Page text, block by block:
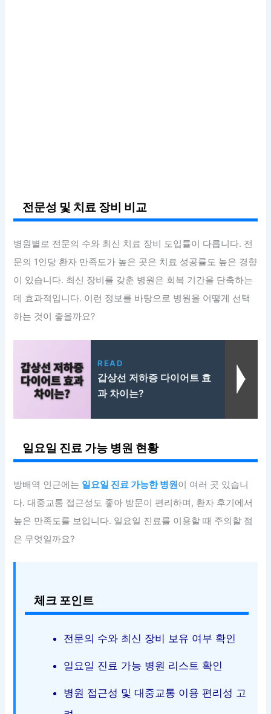
전문성 및 치료 장비 비교
병원별로 전문의 수와 최신 치료 장비 도입률이 다릅니다. 전
문의 1인당 환자 만족도가 높은 곳은 치료 성공률도 높은 경향
이 있습니다. 최신 장비를 갖춘 병원은 회복 기간을 단축하는
데 효과적입니다. 이런 정보를 바탕으로 병원을 어떻게 선택
하는 것이 좋을까요?
READ
갑상선 저하증 다이어트 효
과 차이는?
일요일 진료 가능 병원 현황
방배역 인근에는 일요일 진료 가능한 병원이 여러 곳 있습니
다. 대중교통 접근성도 좋아 방문이 편리하며, 환자 후기에서
높은 만족도를 보입니다. 일요일 진료를 이용할 때 주의할 점
은 무엇일까요?
체크 포인트
전문의 수와 최신 장비 보유 여부 확인
일요일 진료 가능 병원 리스트 확인
병원 접근성 및 대중교통 이용 편리성 고